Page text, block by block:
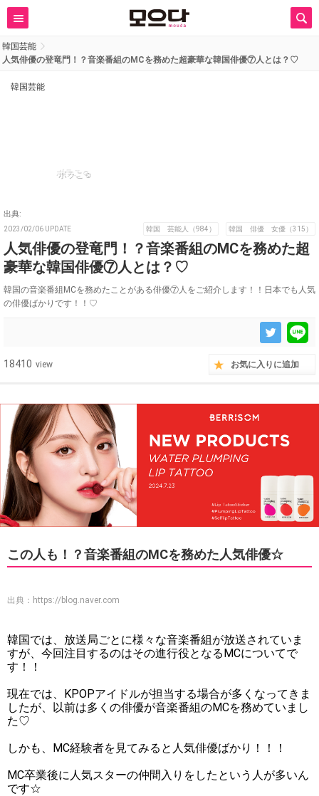
韓国芸能
人気俳優の登竜門！？音楽番組のMCを務めた超豪華な韓国俳優⑦人とは？♡
韓国芸能
ボラこ☺︎
出典:
2023/02/06 UPDATE 韓国 芸能人（984） 韓国 俳優 女優（315）
人気俳優の登竜門！？音楽番組のMCを務めた超
豪華な韓国俳優⑦人とは？♡
韓国の音楽番組MCを務めたことがある俳優⑦人をご紹介します！！日本でも人気
の俳優ばかりです！！♡
18410 view お気に入りに追加
この人も！？音楽番組のMCを務めた人気俳優☆
出典： https://blog.naver.com
韓国では、放送局ごとに様々な音楽番組が放送されていま
すが、今回注目するのはその進行役となるMCについてで
す！！
現在では、KPOPアイドルが担当する場合が多くなってきま
したが、以前は多くの俳優が音楽番組のMCを務めていまし
た♡
しかも、MC経験者を見てみると人気俳優ばかり！！！
MC卒業後に人気スターの仲間入りをしたという人が多いん
です☆